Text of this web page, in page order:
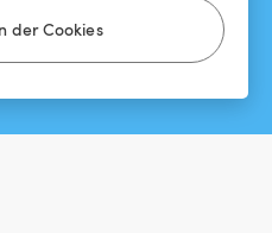
der Cookies